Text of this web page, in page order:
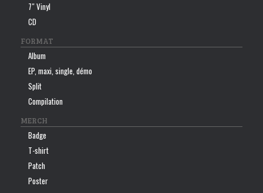
7″ Vinyl
CD
FORMAT
Album
EP, maxi, single, démo
Split
Compilation
MERCH
Badge
T-shirt
Patch
Poster